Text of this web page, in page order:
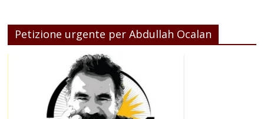
Petizione urgente per Abdullah Ocalan